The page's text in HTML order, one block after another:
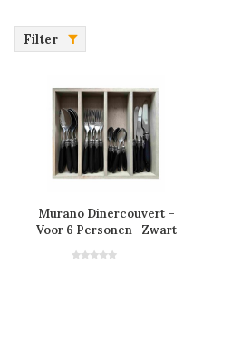
Filter
Murano Dinercouvert –
Voor 6 Personen– Zwart